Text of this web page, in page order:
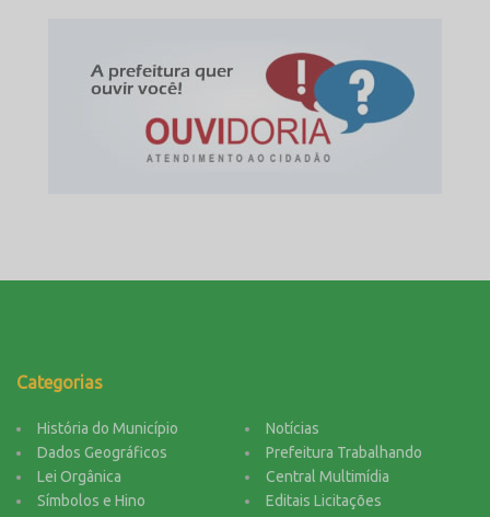
Categorias
História do Município
Dados Geográficos
Lei Orgânica
Símbolos e Hino
Notícias
Prefeitura Trabalhando
Central Multimídia
Editais Licitações